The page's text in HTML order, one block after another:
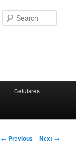
Celulares
Post
← Previous Next →